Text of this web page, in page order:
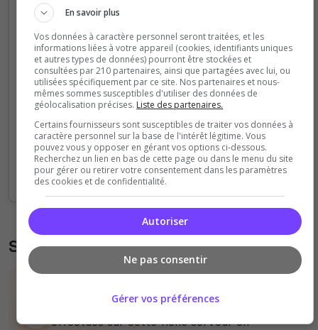
0
5
10
15
00h 02h 04h 06h 08h 10h 12h 14h 16h 18h 20h 22h 00h
Statistiques des votes et clics
détaillées sur le nombre de votes et de clics
effectués sur cette fiche serveur en
En savoir plus
Vos données à caractère personnel seront traitées, et les
informations liées à votre appareil (cookies, identifiants uniques
et autres types de données) pourront être stockées et
consultées par 210 partenaires, ainsi que partagées avec lui, ou
utilisées spécifiquement par ce site. Nos partenaires et nous-
mêmes sommes susceptibles d'utiliser des données de
géolocalisation précises. Liste des partenaires.
Certains fournisseurs sont susceptibles de traiter vos données à
caractère personnel sur la base de l'intérêt légitime. Vous
pouvez vous y opposer en gérant vos options ci-dessous.
Recherchez un lien en bas de cette page ou dans le menu du site
pour gérer ou retirer votre consentement dans les paramètres
des cookies et de confidentialité.
Autoriser
Ne pas consentir
Gérer vos préférences